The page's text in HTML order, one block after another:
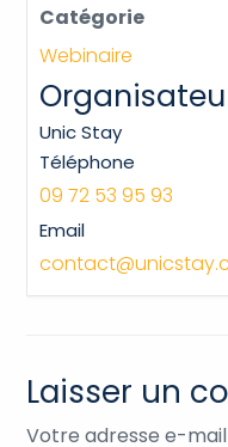
Catégorie
Webinaire
Unic Stay
Téléphone
09 72 53 95 93
Email
Laisser un
Votre adresse e-